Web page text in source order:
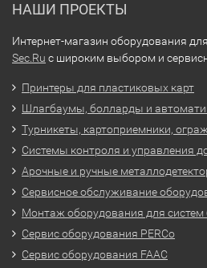
НАШИ ПРОЕКТЫ
Интернет-магазин оборудования
Sec.Ru с широким выбором и
Принтеры для пластиковых карт
Шлагбаумы, болларды и
Турникеты, картоприемники,
Системы контроля и управления
Арочные и ручные
Сервисное обслуживание
Монтаж оборудования для систем
Сервис оборудования PERCo
Сервис оборудования FAAC